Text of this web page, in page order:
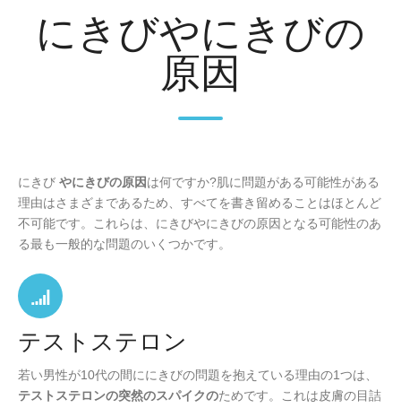
にきびやにきびの
原因
にきび やにきびの原因は何ですか?肌に問題がある可能性がある
理由はさまざまであるため、すべてを書き留めることはほとんど
不可能です。これらは、にきびやにきびの原因となる可能性のあ
る最も一般的な問題のいくつかです。
テストステロン
若い男性が10代の間ににきびの問題を抱えている理由の1つは、
テストステロンの突然のスパイクのためです。これは皮膚の目詰